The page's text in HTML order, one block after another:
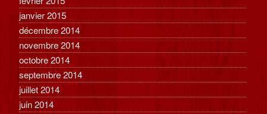
janvier 2015
décembre 2014
novembre 2014
octobre 2014
septembre 2014
juillet 2014
juin 2014